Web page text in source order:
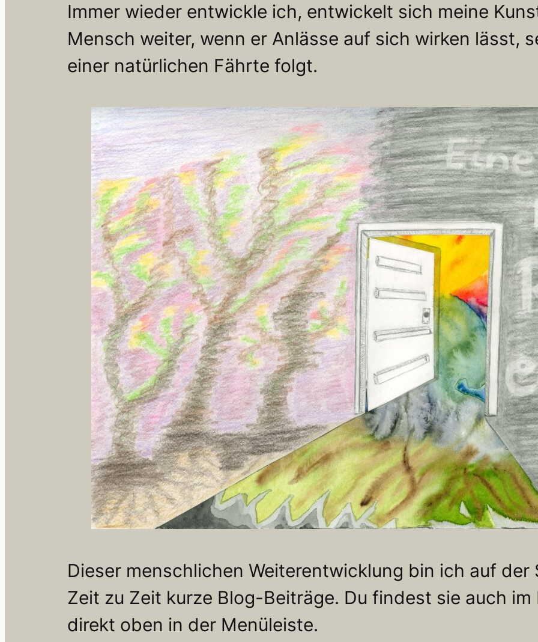
Immer wieder entwickle ich, entwickelt sich meine
Mensch weiter, wenn er Anlässe auf sich wirken lässt,
einer natürlichen Fährte folgt.
Dieser menschlichen Weiterentwicklung bin ich auf der
Zeit zu Zeit kurze Blog-Beiträge. Du findest sie auch
direkt oben in der Menüleiste.